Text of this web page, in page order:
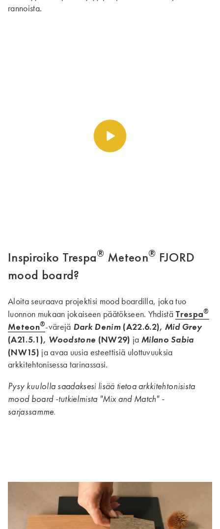
rannoista.
Toista video https://
Inspiroiko Trespa® Meteon® FJORD
mood board?
Aloita seuraava projektisi mood boardilla, joka tuo
luonnon mukaan jokaiseen päätökseen. Yhdistä Trespa®
Meteon®-värejä Dark Denim (A22.6.2), Mid Grey
(A21.5.1), Woodstone (NW29) ja Milano Sabia
(NW15) ja avaa uusia esteettisiä ulottuvuuksia
arkkitehtonisessa tarinassasi.
Pysy kuulolla saadaksesi lisää tietoa arkkitehtonisista
mood board -tutkielmista "Mix and Match" -
sarjassamme.